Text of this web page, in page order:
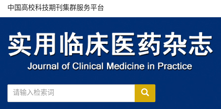
中国高校科技期刊集群服务平台